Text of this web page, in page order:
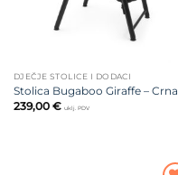
DJEČJE STOLICE I DODACI
Stolica Bugaboo Giraffe – Crna
239,00 € uklj. PDV